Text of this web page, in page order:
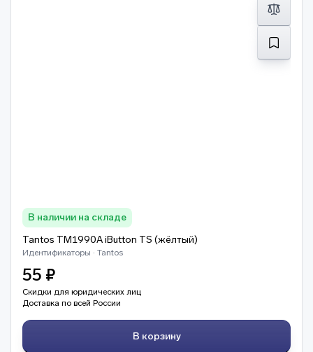
В наличии на складе
Tantos TM1990A iButton TS (жёлтый)
Идентификаторы · Tantos
55 ₽
Скидки для юридических лиц
Доставка по всей России
В корзину